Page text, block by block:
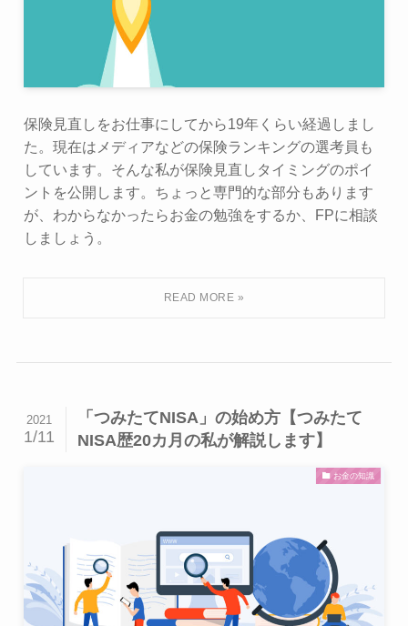
保険見直しをお仕事にしてから19年くらい経過しまし
た。現在はメディアなどの保険ランキングの選考員も
しています。そんな私が保険見直しタイミングのポイ
ントを公開します。ちょっと専門的な部分もあります
が、わからなかったらお金の勉強をするか、FPに相談
しましょう。
「つみたてNISA」の始め方【つみたて
NISA歴20カ月の私が解説します】
2021
1/11
お金の知識